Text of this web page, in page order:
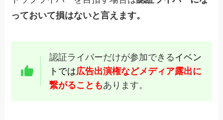
っておいて損はないと言えます。
認証ライバーだけが参加できる イベン
トでは広告出演権などメディア露出に
繋がることもあります。